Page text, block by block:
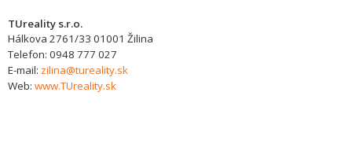
TUreality s.r.o.
Hálkova 2761/33 01001 Žilina
Telefon: 0948 777 027
E-mail: zilina@tureality.sk
Web: www.TUreality.sk